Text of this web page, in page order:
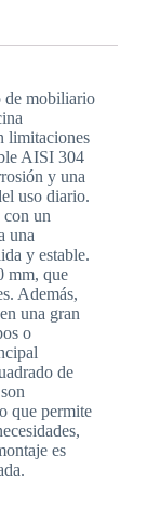
de mobiliario
limitaciones
AISI 304
y una
uso diario.
con un
una
y estable.
mm, que
Además,
una gran
o
de
que permite
es